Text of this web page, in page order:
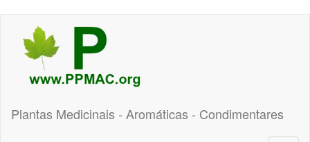
conteúdo
principal
Plantas Medicinais - Aromáticas - Condimentares